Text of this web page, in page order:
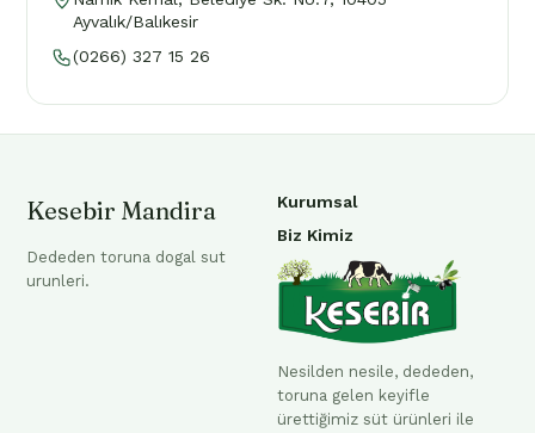
Ayvalık/Balıkesir
(0266) 327 15 26
Kesebir Mandira
Dededen toruna dogal sut
urunleri.
Kurumsal
Biz Kimiz
Nesilden nesile, dededen,
toruna gelen keyifle
ürettiğimiz süt ürünleri ile